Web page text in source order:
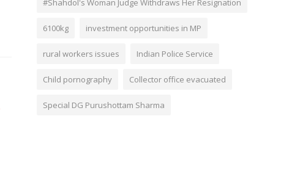
#Shahdol's Woman Judge Withdraws Her Resignation
6100kg investment opportunities in MP
rural workers issues Indian Police Service
Child pornography Collector office evacuated
Special DG Purushottam Sharma